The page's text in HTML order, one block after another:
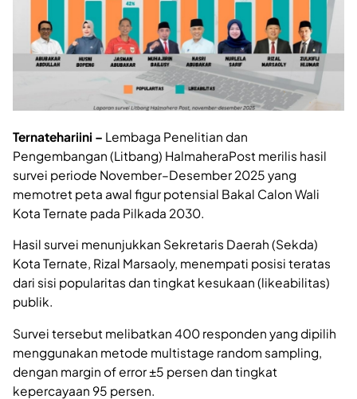
Ternatehariini – Lembaga Penelitian dan
Pengembangan (Litbang) HalmaheraPost merilis hasil
survei periode November–Desember 2025 yang
memotret peta awal figur potensial Bakal Calon Wali
Kota Ternate pada Pilkada 2030.
Hasil survei menunjukkan Sekretaris Daerah (Sekda)
Kota Ternate, Rizal Marsaoly, menempati posisi teratas
dari sisi popularitas dan tingkat kesukaan (likeabilitas)
publik.
Survei tersebut melibatkan 400 responden yang dipilih
menggunakan metode multistage random sampling,
dengan margin of error ±5 persen dan tingkat
kepercayaan 95 persen.